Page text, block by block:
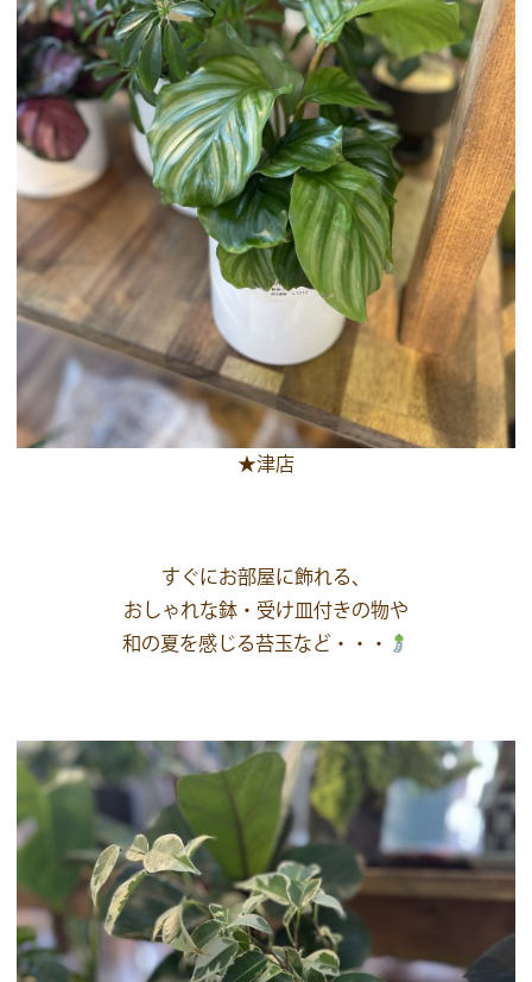
★津店
すぐにお部屋に飾れる、
おしゃれな鉢・受け皿付きの物や
和の夏を感じる苔玉など・・・